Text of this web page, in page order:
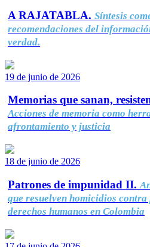
A RAJATABLA. Síntesis
recomendaciones del
verdad.
19 de junio de 2026
Memorias que sanan,
Acciones de memoria como
afrontamiento y justicia
18 de junio de 2026
Patrones de impunidad II.
que resuelven homicidios contra
derechos humanos en Colombia